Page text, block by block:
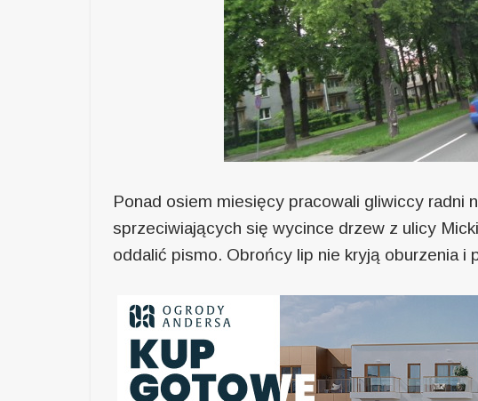
Ponad osiem miesięcy pracowali gliwiccy radni
sprzeciwiających się wycince drzew z ulicy
oddalić pismo. Obrońcy lip nie kryją oburzenia i